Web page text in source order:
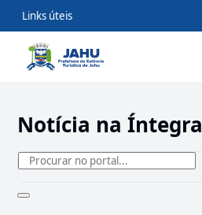
Links úteis
Notícia na Íntegra